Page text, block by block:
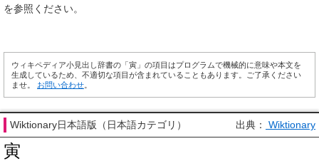
を参照ください。
ウィキペディア小見出し辞書の「寅」の項目はプログラムで機械的に意味や本文を
生成しているため、不適切な項目が含まれていることもあります。ご了承ください
ませ。 お問い合わせ
Wiktionary日本語版（日本語カテゴリ） 出典： Wiktionary
寅